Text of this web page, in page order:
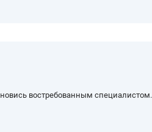
востребованным специалистом.